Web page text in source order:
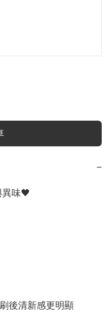
−
味🖤
後清新感更明顯